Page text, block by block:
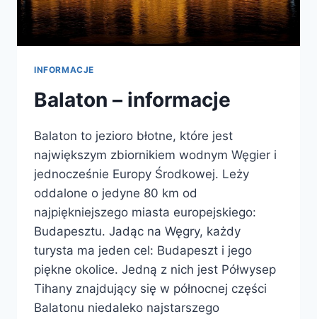
INFORMACJE
Balaton – informacje
Balaton to jezioro błotne, które jest
największym zbiornikiem wodnym Węgier i
jednocześnie Europy Środkowej. Leży
oddalone o jedyne 80 km od
najpiękniejszego miasta europejskiego:
Budapesztu. Jadąc na Węgry, każdy
turysta ma jeden cel: Budapeszt i jego
piękne okolice. Jedną z nich jest Półwysep
Tihany znajdujący się w północnej części
Balatonu niedaleko najstarszego